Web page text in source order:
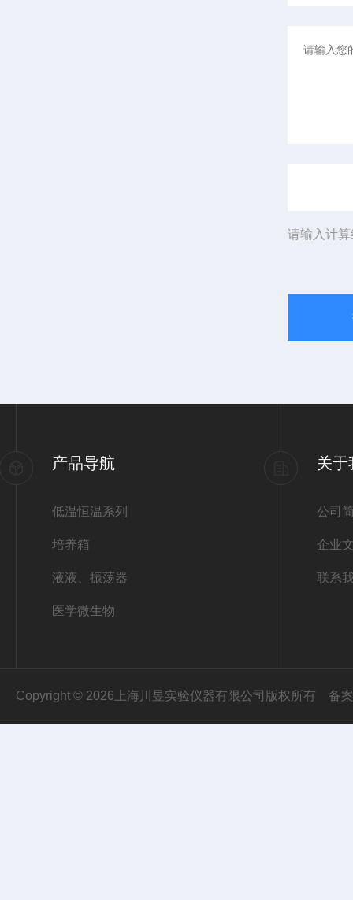
请输入计
产品导航
低温恒温系列
培养箱
液液、振荡器
医学微生物
关于
公司
企业
联系
Copyright © 2026上海川昱实验仪器有限公司版权所有 备